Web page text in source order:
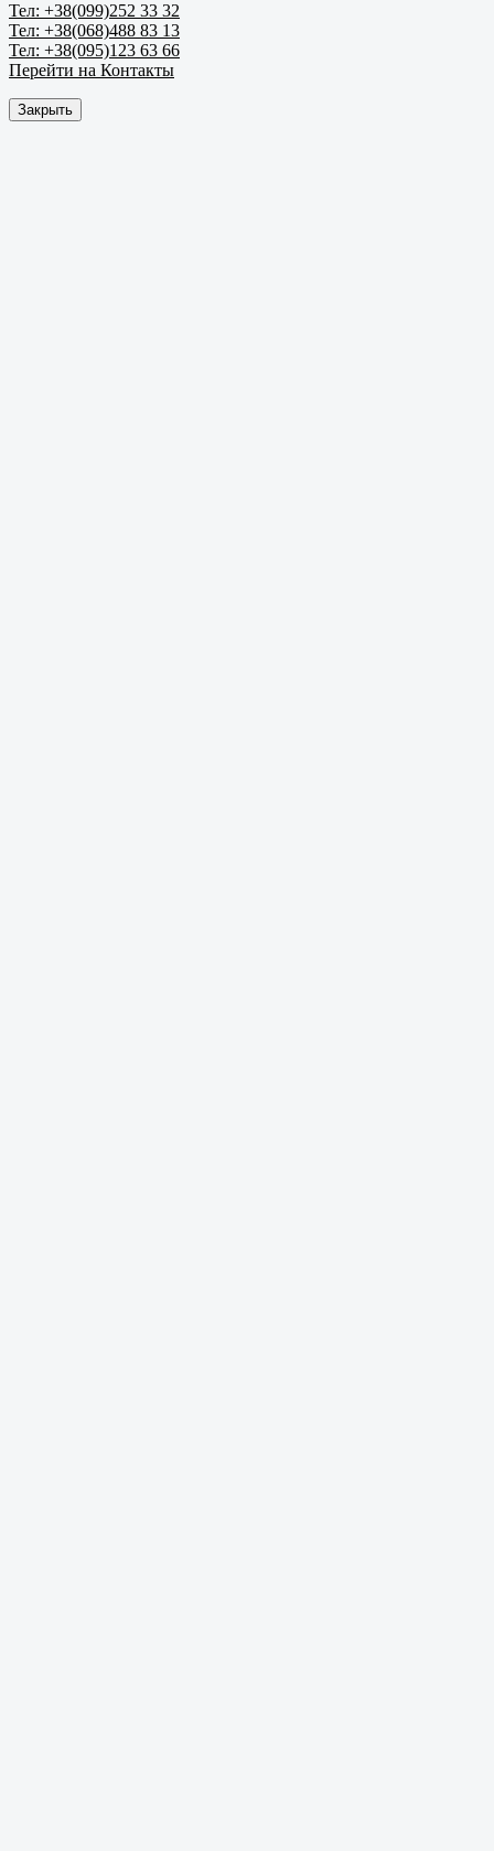
Тел: +38(099)252 33 32
Тел: +38(068)488 83 13
Тел: +38(095)123 63 66
Перейти на Контакты
Закрыть